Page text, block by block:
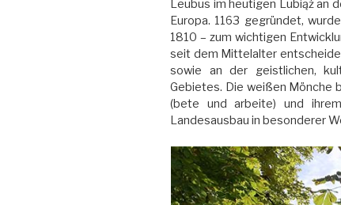
Leubus im heutigen Lubiąż an
Europa. 1163 gegründet,
1810 – zum wichtigen
seit dem Mittelalter
sowie an der geistlichen,
Gebietes. Die weißen Mönche
(bete und arbeite) und
Landesausbau in besonderer